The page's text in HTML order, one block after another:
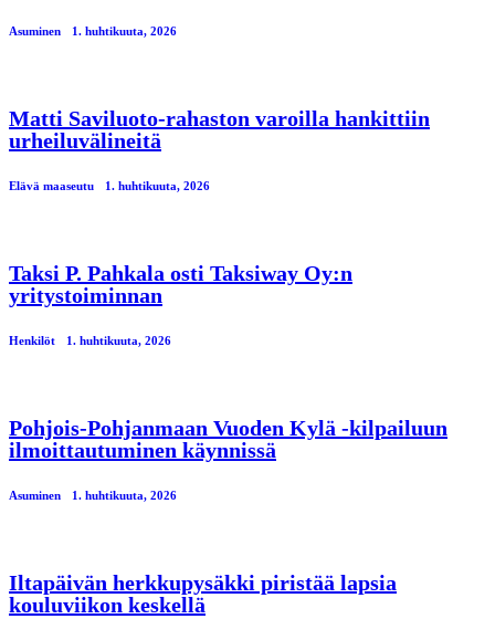
Asuminen 1. huhtikuuta, 2026
Matti Saviluoto-rahaston varoilla hankittiin
urheiluvälineitä
Elävä maaseutu 1. huhtikuuta, 2026
Taksi P. Pahkala osti Taksiway Oy:n
yritystoiminnan
Henkilöt 1. huhtikuuta, 2026
Pohjois-Pohjanmaan Vuoden Kylä -kilpailuun
ilmoittautuminen käynnissä
Asuminen 1. huhtikuuta, 2026
Iltapäivän herkkupysäkki piristää lapsia
kouluviikon keskellä